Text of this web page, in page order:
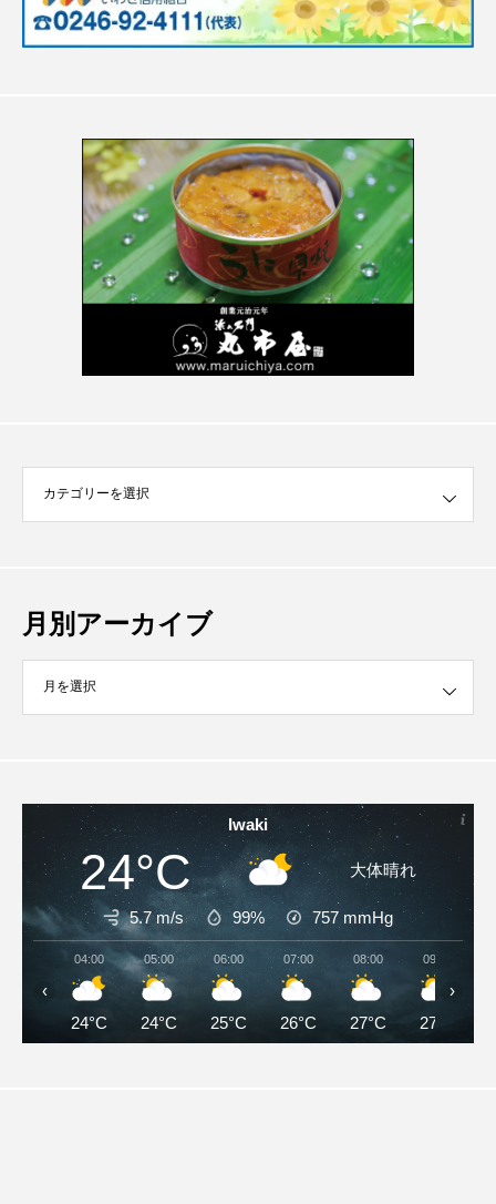
月別アーカイブ
ブ
Iwaki
24°C 大体晴れ
5.7 m/s 99% 757 mmHg
04:00
24°C
05:00
24°C
06:00
25°C
07:00
26°C
08:00
27°C
09:00
27°C
‹ ›